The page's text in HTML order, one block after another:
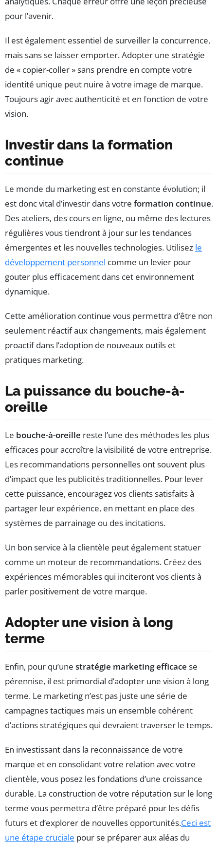
pour l’avenir.
Il est également essentiel de surveiller la concurrence,
mais sans se laisser emporter. Adopter une stratégie
de « copier-coller » sans prendre en compte votre
identité unique peut nuire à votre image de marque.
Toujours agir avec authenticité et en fonction de votre
vision.
Investir dans la formation
continue
Le monde du marketing est en constante évolution; il
est donc vital d’investir dans votre formation continue.
Des ateliers, des cours en ligne, ou même des lectures
régulières vous tiendront à jour sur les tendances
émergentes et les nouvelles technologies. Utilisez le
développement personnel comme un levier pour
gouter plus efficacement dans cet environnement
dynamique.
Cette amélioration continue vous permettra d’être non
seulement réactif aux changements, mais également
proactif dans l’adoption de nouveaux outils et
pratiques marketing.
La puissance du bouche-à-
oreille
Le bouche-à-oreille reste l’une des méthodes les plus
efficaces pour accroître la visibilité de votre entreprise.
Les recommandations personnelles ont souvent plus
d’impact que les publicités traditionnelles. Pour lever
cette puissance, encouragez vos clients satisfaits à
partager leur expérience, en mettant en place des
systèmes de parrainage ou des incitations.
Un bon service à la clientèle peut également statuer
comme un moteur de recommandations. Créez des
expériences mémorables qui inciteront vos clients à
parler positivement de votre marque.
Adopter une vision à long
terme
Enfin, pour qu’une stratégie marketing efficace se
pérennise, il est primordial d’adopter une vision à long
terme. Le marketing n’est pas juste une série de
campagnes tactiques mais un ensemble cohérent
d’actions stratégiques qui devraient traverser le temps.
En investissant dans la reconnaissance de votre
marque et en consolidant votre relation avec votre
clientèle, vous posez les fondations d’une croissance
durable. La construction de votre réputation sur le long
terme vous permettra d’être préparé pour les défis
futurs et d’explorer de nouvelles opportunités.Ceci est
une étape cruciale pour se préparer aux aléas du